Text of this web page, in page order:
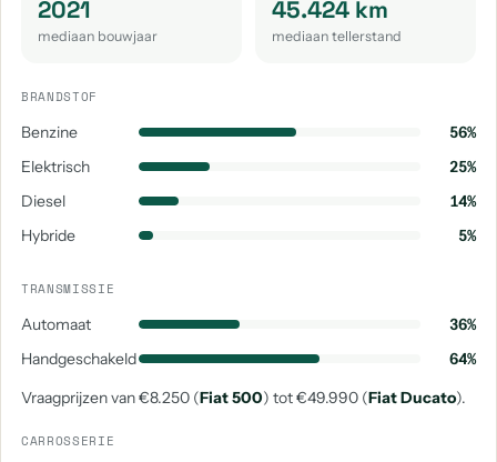
2021
mediaan bouwjaar
45.424 km
mediaan tellerstand
BRANDSTOF
Benzine
56%
Elektrisch
25%
Diesel
14%
Hybride
5%
TRANSMISSIE
Automaat
36%
Handgeschakeld
64%
Vraagprijzen van €8.250 (Fiat 500) tot €49.990 (Fiat Ducato).
CARROSSERIE